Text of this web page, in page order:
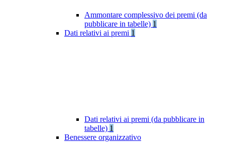
Ammontare complessivo dei premi (da
pubblicare in tabelle) 1
Dati relativi ai premi 1
Dati relativi ai premi (da pubblicare in
tabelle) 1
Benessere organizzativo